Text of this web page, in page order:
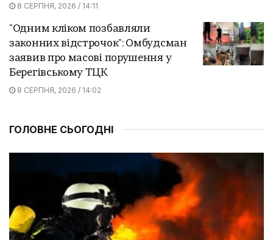
8 СЕРПНЯ, 2026 / 14:11
"Одним кліком позбавляли
законних відстрочок": Омбудсман
заявив про масові порушення у
Берегівському ТЦК
8 СЕРПНЯ, 2026 / 14:02
ГОЛОВНЕ СЬОГОДНІ